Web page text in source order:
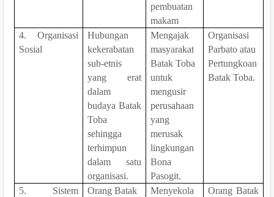
pembuatan
makam
4. Organisasi
Sosial
Hubungan
kekerabatan
sub-etnis
yang erat
dalam
budaya Batak
Toba
sehingga
terhimpun
dalam satu
organisasi.
Mengajak
masyarakat
Batak Toba
untuk
mengusir
perusahaan
yang
merusak
lingkungan
Bona
Pasogit.
Organisasi
Parbato atau
Pertungkoan
Batak Toba.
5. Sistem Orang Batak Menyekola Orang Batak